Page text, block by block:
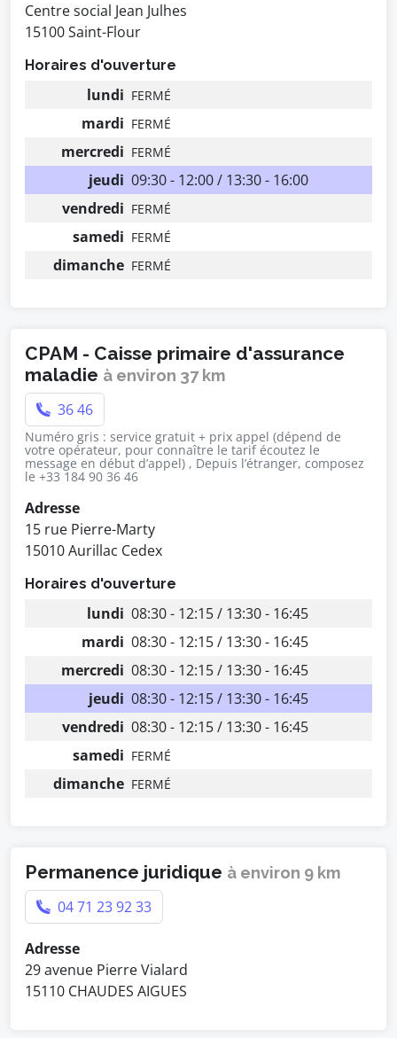
Centre social Jean Julhes
15100 Saint-Flour
Horaires d'ouverture
lundi FERMÉ
mardi FERMÉ
mercredi FERMÉ
jeudi 09:30 - 12:00 / 13:30 - 16:00
vendredi FERMÉ
samedi FERMÉ
dimanche FERMÉ
CPAM - Caisse primaire d'assurance
maladie à environ 37 km
36 46
Numéro gris : service gratuit + prix appel (dépend de
votre opérateur, pour connaître le tarif écoutez le
message en début d’appel) , Depuis l’étranger, composez
le +33 184 90 36 46
Adresse
15 rue Pierre-Marty
15010 Aurillac Cedex
Horaires d'ouverture
lundi 08:30 - 12:15 / 13:30 - 16:45
mardi 08:30 - 12:15 / 13:30 - 16:45
mercredi 08:30 - 12:15 / 13:30 - 16:45
jeudi 08:30 - 12:15 / 13:30 - 16:45
vendredi 08:30 - 12:15 / 13:30 - 16:45
samedi FERMÉ
dimanche FERMÉ
Permanence juridique à environ 9 km
04 71 23 92 33
Adresse
29 avenue Pierre Vialard
15110 CHAUDES AIGUES